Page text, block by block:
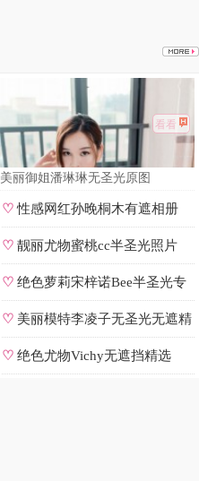
看看
美丽御姐潘琳琳无圣光原图
♡性感网红孙晚桐木有遮相册
♡ 靓丽尤物蜜桃cc半圣光照片
♡ 绝色萝莉宋梓诺Bee半圣光专
辑
♡ 美丽模特李凌子无圣光无遮精
选
♡ 绝色尤物Vichy无遮挡精选